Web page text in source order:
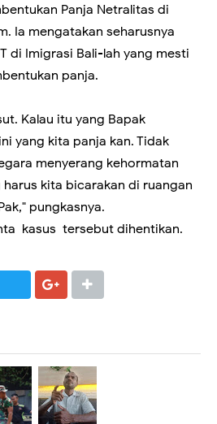
Panja Netralitas di
Ia mengatakan seharusnya
di Imigrasi Bali-lah yang mesti
panja.
Kalau itu yang Bapak
yang kita panja kan. Tidak
menyerang kehormatan
kita bicarakan di ruangan
pungkasnya.
kasus tersebut dihentikan.